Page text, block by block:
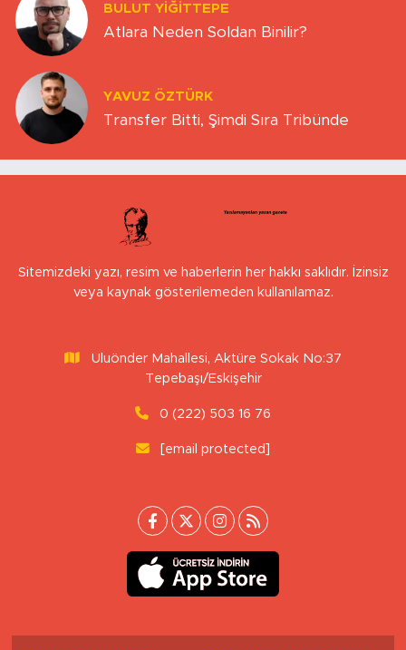
BULUT YİĞİTTEPE
Atlara Neden Soldan Binilir?
YAVUZ ÖZTÜRK
Transfer Bitti, Şimdi Sıra Tribünde
Sitemizdeki yazı, resim ve haberlerin her hakkı saklıdır. İzinsiz
veya kaynak gösterilemeden kullanılamaz.
Uluönder Mahallesi, Aktüre Sokak No:37
Tepebaşı/Eskişehir
0 (222) 503 16 76
[email protected]